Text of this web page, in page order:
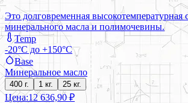
Это долговременная высокотемпературная
минерального масла и полимочевины.
Temp
-20°C до +150°C
Base
Минеральное масло
400 г. 1 кг. 25 кг.
Цена:12 636,90 ₽